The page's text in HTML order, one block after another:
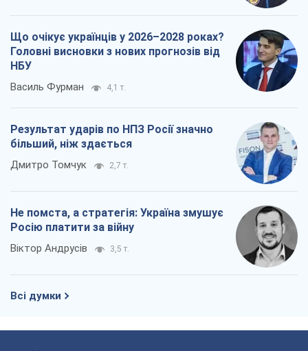
Що очікує українців у 2026–2028 роках?
Головні висновки з нових прогнозів від
НБУ
Василь Фурман 4,1 т.
Результат ударів по НПЗ Росії значно
більший, ніж здається
Дмитро Томчук 2,7 т.
Не помста, а стратегія: Україна змушує
Росію платити за війну
Віктор Андрусів 3,5 т.
Всі думки